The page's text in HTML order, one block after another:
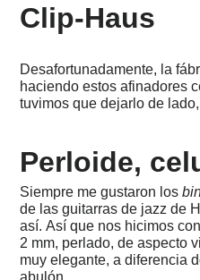
taller,
las
Heavy
Metal
de
los
1980
-
-
Rockinger
Tru
Tune
Tremolo,
Eddie
Clip-Haus
Desafortunadamente, la
haciendo estos afinadores
tuvimos que dejarlo de
Perloide,
Siempre me gustaron los
de las guitarras de jazz de
así. Así que nos hicimos
2 mm, perlado, de aspecto
muy elegante, a diferencia